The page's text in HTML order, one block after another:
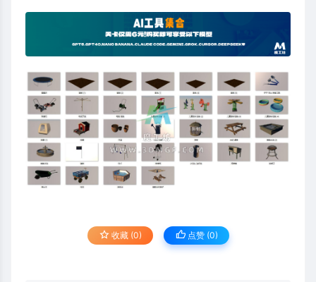
收藏 (0) 点赞 (0)